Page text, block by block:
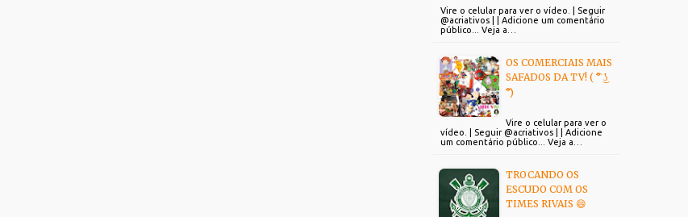
Vire o celular para ver o vídeo. | Seguir
@acriativos | | Adicione um comentário
público... Veja a…
OS COMERCIAIS MAIS
SAFADOS DA TV! ( ͡° ͜ʖ
͡°)
Vire o celular para ver o
vídeo. | Seguir @acriativos | | Adicione
um comentário público... Veja a…
TROCANDO OS
ESCUDO COM OS
TIMES RIVAIS 😄